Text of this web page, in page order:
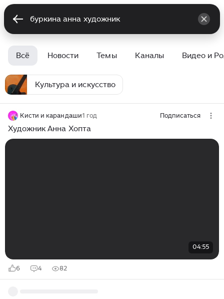
Всё Новости Темы Каналы Видео и
Культура и искусство
Кисти и карандаши1 год Подписаться
Художник Анна Хопта
04:55
6 4 82